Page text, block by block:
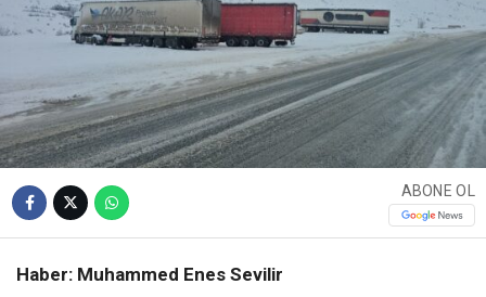
ABONE OL
Haber: Muhammed Enes Sevilir